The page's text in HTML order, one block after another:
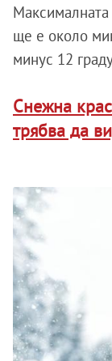
ще е около
минус 12
Снежна
трябва да